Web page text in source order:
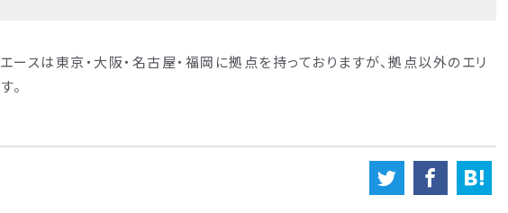
ースは東京・大阪・名古屋・福岡に拠点を持っておりますが、拠点以外のエリ
。